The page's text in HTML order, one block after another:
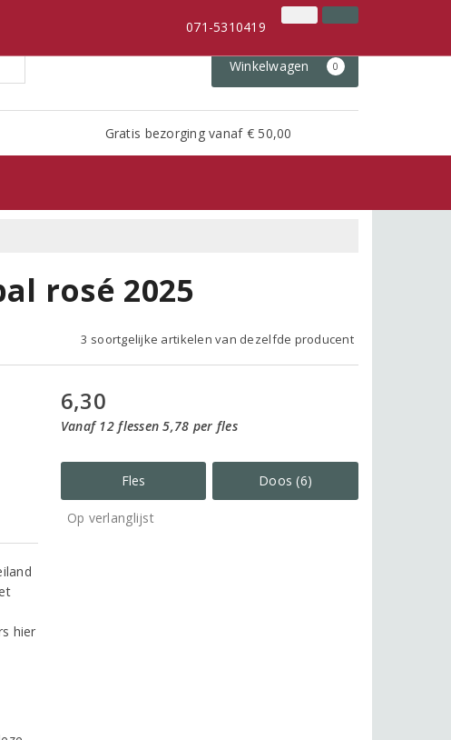
071-5310419 Inloggen Klantenservice
Winkelwagen 0
Gratis bezorging vanaf € 50,00
071-5310419
rosé 2025
3 soortgelijke artikelen van dezelfde producent
hier
6,30
Vanaf 12 flessen 5,78 per fles
Fles Doos (6)
Op verlanglijst